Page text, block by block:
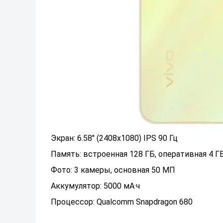
Экран: 6.58" (2408x1080) IPS 90 Гц
Память: встроенная 128 ГБ, оперативная 4
Фото: 3 камеры, основная 50 МП
Аккумулятор: 5000 мА·ч
Процессор: Qualcomm Snapdragon 680